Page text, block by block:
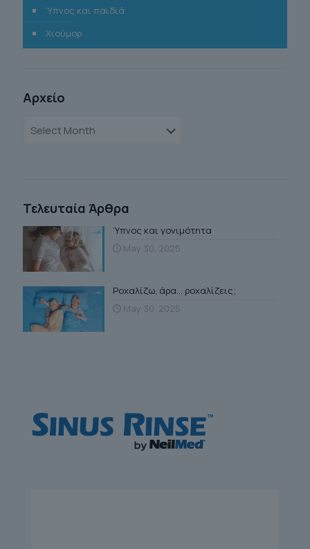
Ύπνος και παιδιά
Χιούμορ
Αρχείο
Τελευταία Άρθρα
Ύπνος και γονιμότητα
May 30, 2025
Ροχαλίζω, άρα… ροχαλίζεις;
May 30, 2025